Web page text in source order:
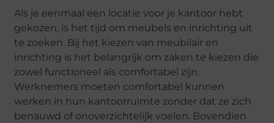
Als je eenmaal een locatie voor je kantoor hebt
gekozen, is het tijd om meubels en inrichting uit
te zoeken. Bij het kiezen van meubilair en
inrichting is het belangrijk om zaken te kiezen die
zowel functioneel als comfortabel zijn.
Werknemers moeten comfortabel kunnen
werken in hun kantoorruimte zonder dat ze zich
benauwd of onoverzichtelijk voelen. Bovendien